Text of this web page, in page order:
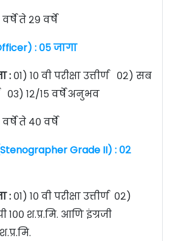
वर्षे ते २९ वर्षे
: ०५ जागा
: ०१) १० वी परीक्षा उत्तीर्ण ०२) सब
१२/१५ वर्षे अनुभव
वर्षे ते ४० वर्षे
Grade II) : ०२
: ०१) १० वी परीक्षा उत्तीर्ण ०२)
१०० श.प्र.मि. आणि इंग्रजी